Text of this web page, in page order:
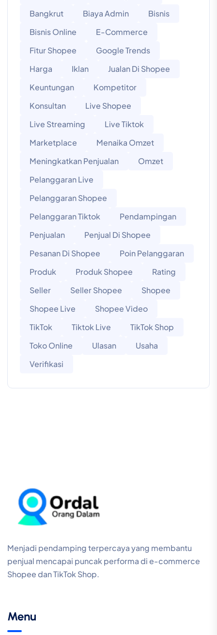
Bangkrut
Biaya Admin
Bisnis
Bisnis Online
E-Commerce
Fitur Shopee
Google Trends
Harga
Iklan
Jualan Di Shopee
Keuntungan
Kompetitor
Konsultan
Live Shopee
Live Streaming
Live Tiktok
Marketplace
Menaika Omzet
Meningkatkan Penjualan
Omzet
Pelanggaran Live
Pelanggaran Shopee
Pelanggaran Tiktok
Pendampingan
Penjualan
Penjual Di Shopee
Pesanan Di Shopee
Poin Pelanggaran
Produk
Produk Shopee
Rating
Seller
Seller Shopee
Shopee
Shopee Live
Shopee Video
TikTok
Tiktok Live
TikTok Shop
Toko Online
Ulasan
Usaha
Verifikasi
Menjadi pendamping terpercaya yang membantu
penjual mencapai puncak performa di e-commerce
Shopee dan TikTok Shop.
Menu